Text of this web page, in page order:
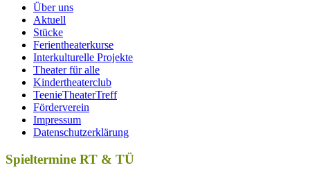
Über uns
Aktuell
Stücke
Ferientheaterkurse
Interkulturelle Projekte
Theater für alle
Kindertheaterclub
TeenieTheaterTreff
Förderverein
Impressum
Datenschutzerklärung
Spieltermine RT & TÜ